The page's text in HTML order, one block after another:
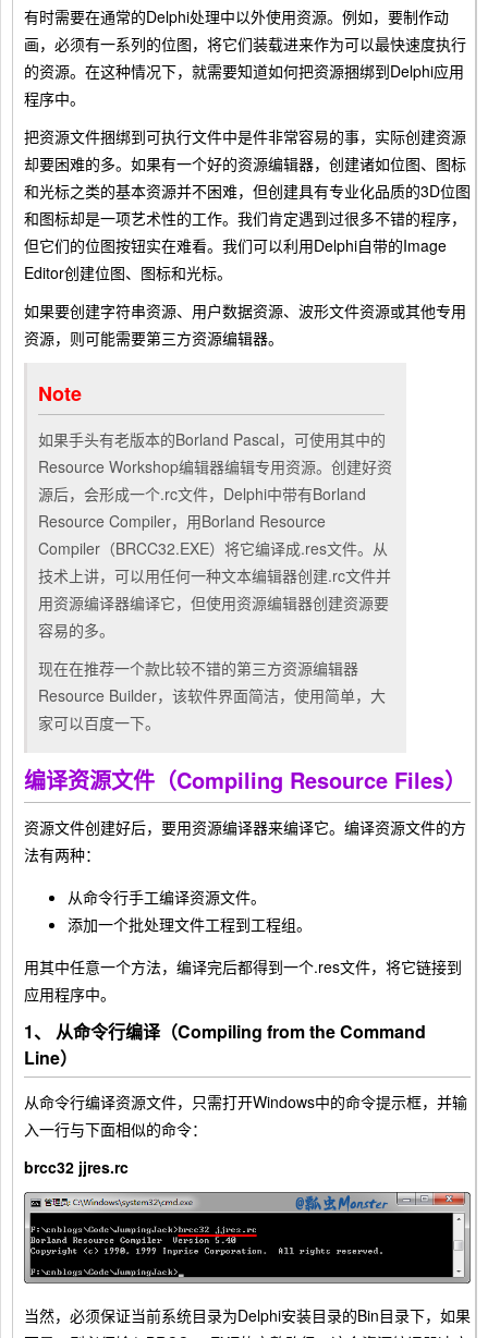
有时需要在通常的Delphi处理中以外使用资源。例如，要制作动
画，必须有一系列的位图，将它们装载进来作为可以最快速度执行
的资源。在这种情况下，就需要知道如何把资源捆绑到Delphi应用
程序中。
把资源文件捆绑到可执行文件中是件非常容易的事，实际创建资源
却要困难的多。如果有一个好的资源编辑器，创建诸如位图、图标
和光标之类的基本资源并不困难，但创建具有专业化品质的3D位图
和图标却是一项艺术性的工作。我们肯定遇到过很多不错的程序，
但它们的位图按钮实在难看。我们可以利用Delphi自带的Image
Editor创建位图、图标和光标。
如果要创建字符串资源、用户数据资源、波形文件资源或其他专用
资源，则可能需要第三方资源编辑器。
Note
如果手头有老版本的Borland Pascal，可使用其中的
Resource Workshop编辑器编辑专用资源。创建好资
源后，会形成一个.rc文件，Delphi中带有Borland
Resource Compiler，用Borland Resource
Compiler（BRCC32.EXE）将它编译成.res文件。从
技术上讲，可以用任何一种文本编辑器创建.rc文件并
用资源编译器编译它，但使用资源编辑器创建资源要
容易的多。
现在在推荐一个款比较不错的第三方资源编辑器
Resource Builder，该软件界面简洁，使用简单，大
家可以百度一下。
编译资源文件（Compiling Resource Files）
资源文件创建好后，要用资源编译器来编译它。编译资源文件的方
法有两种：
从命令行手工编译资源文件。
添加一个批处理文件工程到工程组。
用其中任意一个方法，编译完后都得到一个.res文件，将它链接到
应用程序中。
1、 从命令行编译（Compiling from the Command
Line）
从命令行编译资源文件，只需打开Windows中的命令提示框，并输
入一行与下面相似的命令：
brcc32 jjres.rc
当然，必须保证当前系统目录为Delphi安装目录的Bin目录下，如果